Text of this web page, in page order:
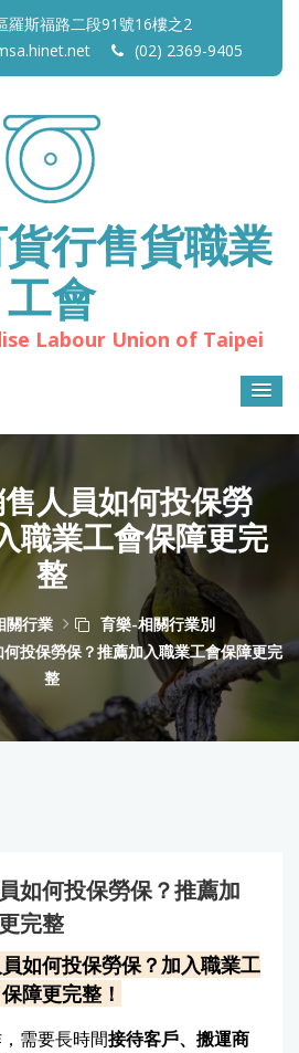
羅斯福路二段91號16樓之2
(02) 2369-9405
行售貨職業
工會
Labour Union of Taipei
人員如何投保勞
職業工會保障更完
整
關行業
育樂-相關行業別
投保勞保？推薦加入職業工會保障更完
整
如何投保勞保？推薦加
完整
如何投保勞保？加入職業工
障更完整！
需要長時間接待客戶、搬運商